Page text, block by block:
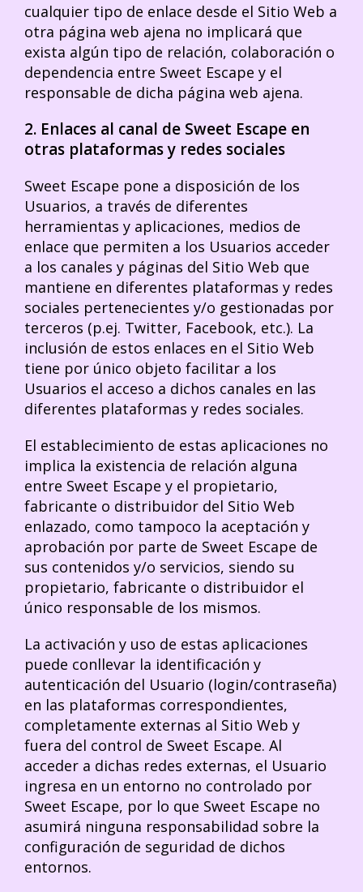
cualquier tipo de enlace desde el Sitio Web a
otra página web ajena no implicará que
exista algún tipo de relación, colaboración o
dependencia entre Sweet Escape y el
responsable de dicha página web ajena.
2. Enlaces al canal de Sweet Escape en
otras plataformas y redes sociales
Sweet Escape pone a disposición de los
Usuarios, a través de diferentes
herramientas y aplicaciones, medios de
enlace que permiten a los Usuarios acceder
a los canales y páginas del Sitio Web que
mantiene en diferentes plataformas y redes
sociales pertenecientes y/o gestionadas por
terceros (p.ej. Twitter, Facebook, etc.). La
inclusión de estos enlaces en el Sitio Web
tiene por único objeto facilitar a los
Usuarios el acceso a dichos canales en las
diferentes plataformas y redes sociales.
El establecimiento de estas aplicaciones no
implica la existencia de relación alguna
entre Sweet Escape y el propietario,
fabricante o distribuidor del Sitio Web
enlazado, como tampoco la aceptación y
aprobación por parte de Sweet Escape de
sus contenidos y/o servicios, siendo su
propietario, fabricante o distribuidor el
único responsable de los mismos.
La activación y uso de estas aplicaciones
puede conllevar la identificación y
autenticación del Usuario (login/contraseña)
en las plataformas correspondientes,
completamente externas al Sitio Web y
fuera del control de Sweet Escape. Al
acceder a dichas redes externas, el Usuario
ingresa en un entorno no controlado por
Sweet Escape, por lo que Sweet Escape no
asumirá ninguna responsabilidad sobre la
configuración de seguridad de dichos
entornos.